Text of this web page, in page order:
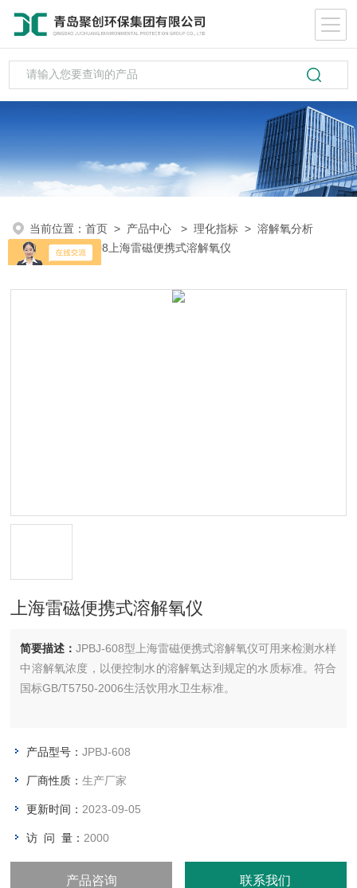
当前位置：首页 > 产品中心 >理化指标 >溶解氧分析
仪
> JPBJ-608上海雷磁便携式溶解氧仪
上海雷磁便携式溶解氧仪
简要描述：JPBJ-608型上海雷磁便携式溶解氧仪可用来检测水样
中溶解氧浓度，以便控制水的溶解氧达到规定的水质标准。符合
国标GB/T5750-2006生活饮用水卫生标准。
产品型号：JPBJ-608
厂商性质：生产厂家
更新时间： 2023-09-05
访 问 量： 2000
产品咨询 联系我们